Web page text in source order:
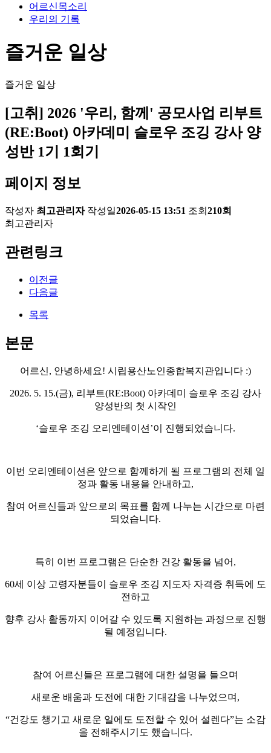
어르신목소리
우리의 기록
즐거운 일상
즐거운 일상
[고취] 2026 '우리, 함께' 공모사업 리부트
(RE:Boot) 아카데미 슬로우 조깅 강사 양
성반 1기 1회기
페이지 정보
작성자 최고관리자 작성일2026-05-15 13:51 조회 210회
최고관리자
관련링크
이전글
다음글
목록
본문
어르신, 안녕하세요! 시립용산노인종합복지관입니다 :)
2026. 5. 15.(금), 리부트(RE:Boot) 아카데미 슬로우 조깅 강사
양성반의 첫 시작인
‘슬로우 조깅 오리엔테이션 ’이 진행되었습니다.
이번 오리엔테이션은 앞으로 함께하게 될 프로그램의 전체 일
정과 활동 내용을 안내하고,
참여 어르신들과 앞으로의 목표를 함께 나누는 시간으로 마련
되었습니다.
특히 이번 프로그램은 단순한 건강 활동을 넘어 ,
60세 이상 고령자분들이 슬로우 조깅 지도자 자격증 취득에 도
전하고
향후 강사 활동까지 이어갈 수 있도록 지원하는 과정으로 진행
될 예정입니다.
참여 어르신들은 프로그램에 대한 설명을 들으며
새로운 배움과 도전에 대한 기대감을 나누었으며 ,
“건강도 챙기고 새로운 일에도 도전할 수 있어 설렌다”는 소감
을 전해주시기도 했습니다.